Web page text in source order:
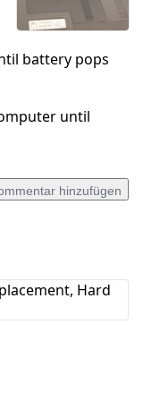
battery pops
until
hinzufügen